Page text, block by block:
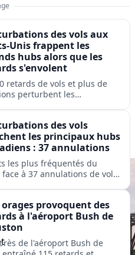
des vols aux
Unis frappent les
hubs alors que les
s'envolent
retards de vols et plus de
perturbent les
grandes compagnies
régionales.
des vols
les principaux hubs
: 37 annulations
les plus fréquentés du
à 37 annulations de vols
Jazz, Inuit et Pacific
orages provoquent des
à l'aéroport Bush de
de l'aéroport Bush de